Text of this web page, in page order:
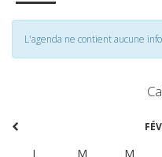
L'agenda ne contient aucune
L M M